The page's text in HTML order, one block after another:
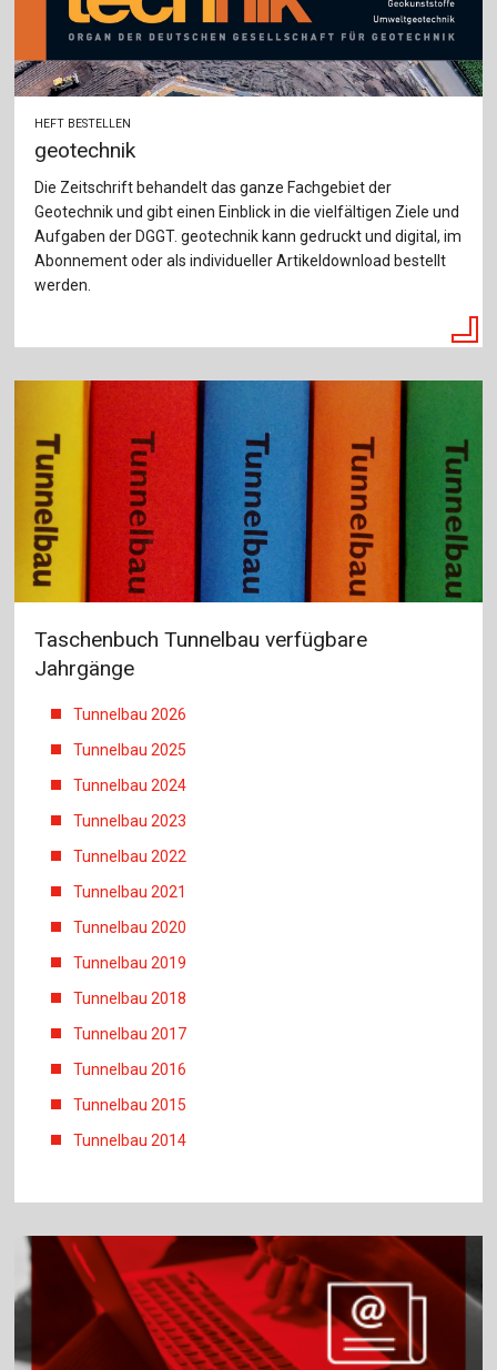
HEFT BESTELLEN
geotechnik
Die Zeitschrift behandelt das ganze Fachgebiet der
Geotechnik und gibt einen Einblick in die vielfältigen Ziele und
Aufgaben der DGGT. geotechnik kann gedruckt und digital, im
Abonnement oder als individueller Artikeldownload bestellt
werden.
Taschenbuch Tunnelbau verfügbare
Jahrgänge
Tunnelbau 2026
Tunnelbau 2025
Tunnelbau 2024
Tunnelbau 2023
Tunnelbau 2022
Tunnelbau 2021
Tunnelbau 2020
Tunnelbau 2019
Tunnelbau 2018
Tunnelbau 2017
Tunnelbau 2016
Tunnelbau 2015
Tunnelbau 2014